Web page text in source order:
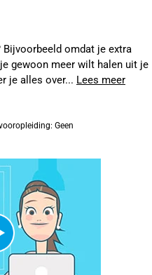
Bijvoorbeeld omdat je extra
gewoon meer wilt halen uit je
je alles over... Lees meer
Geen